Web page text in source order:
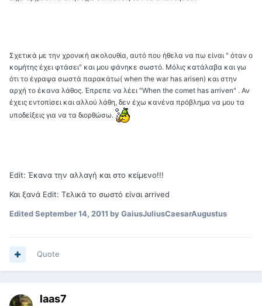
Σχετικά με την χρονική ακολουθία, αυτό που ήθελα να πω είναι " όταν ο
κομήτης έχει φτάσει" και μου φάνηκε σωστό. Μόλις κατάλαβα και γω
ότι το έγραψα σωστά παρακάτω( when the war has arisen) και στην
αρχή το έκανα λάθος. Έπρεπε να λέει "When the comet has arriven" . Αν
έχεις εντοπίσει και αλλού λάθη, δεν έχω κανένα πρόβλημα να μου τα
υποδείξεις για να τα διορθώσω.
Edit: Έκανα την αλλαγή και στο κείμενο!!!
Και ξανά Edit: Τελικά το σωστό είναι arrived
EditedSeptember 14, 2011 by GaiusJuliusCaesarAugustus
Quote
laas7